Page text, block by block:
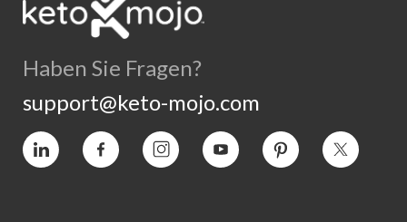
Haben Sie Fragen?
support@keto-mojo.com
Vimeo Facebook InstagramYouTube InteresseTwitter